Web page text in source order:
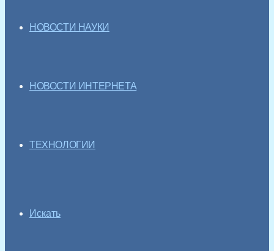
НОВОСТИ НАУКИ
НОВОСТИ ИНТЕРНЕТА
ТЕХНОЛОГИИ
Искать